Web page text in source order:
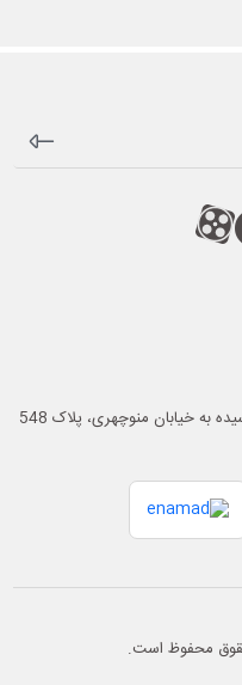
تلگرام
کانال آپارات
به خیابان منوچهری، پلاک 548